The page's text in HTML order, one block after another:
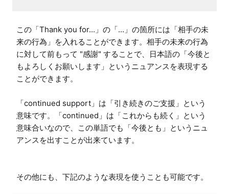
この「Thank you for...」の「...」の箇所には「相手の未
来の行為」を入れることができます。相手の未来の行為
に対して前もって "感謝" することで、日本語の「今後と
もよろしくお願いします」というニュアンスを表現する
ことができます。
「continued support」は「引き続きのご支援」という
意味です。「continued」は「これからも続く」という
意味合いなので、この単語でも「今後とも」というニュ
アンスを出すことが出来ています。
その他にも、下記のような表現を使うことも可能です。